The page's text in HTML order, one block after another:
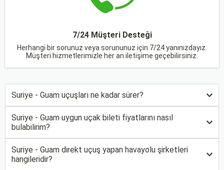
7/24 Müşteri Desteği
Herhangi bir sorunuz veya sorununuz için 7/24 yanınızdayız.
Müşteri hizmetlerimizle her an iletişime geçebilirsiniz.
Suriye - Guam uçuşları ne kadar sürer?
Suriye - Guam uygun uçak bileti fiyatlarını nasıl
bulabilirim?
Suriye - Guam direkt uçuş yapan havayolu şirketleri
hangileridir?